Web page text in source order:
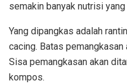
semakin banyak nutrisi
Yang dipangkas adalah
cacing. Batas
Sisa pemangkasan akan
kompos.